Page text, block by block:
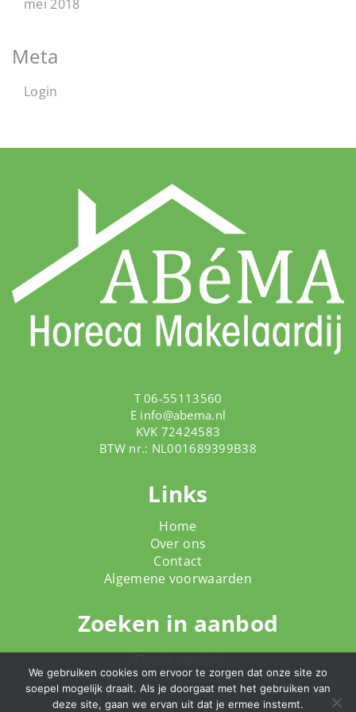
mei 2018
Meta
Login
T 06-55113560
E info@abema.nl
KVK 72424583
BTW nr.: NL001689399B38
Links
Home
Over ons
Contact
Algemene voorwaarden
Zoeken in aanbod
We gebruiken cookies om ervoor te zorgen dat onze site zo
soepel mogelijk draait. Als je doorgaat met het gebruiken van
deze site, gaan we ervan uit dat je ermee instemt.